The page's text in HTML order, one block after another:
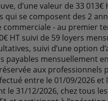
d’une valeur de 33 013€
se composent des 2
- au premier
HT suivi de 59 loyers
suivi d’une option
payables mensuellement
aux professionnels
entre le 01/09/2026 et
le 31/12/2026, chez tous les